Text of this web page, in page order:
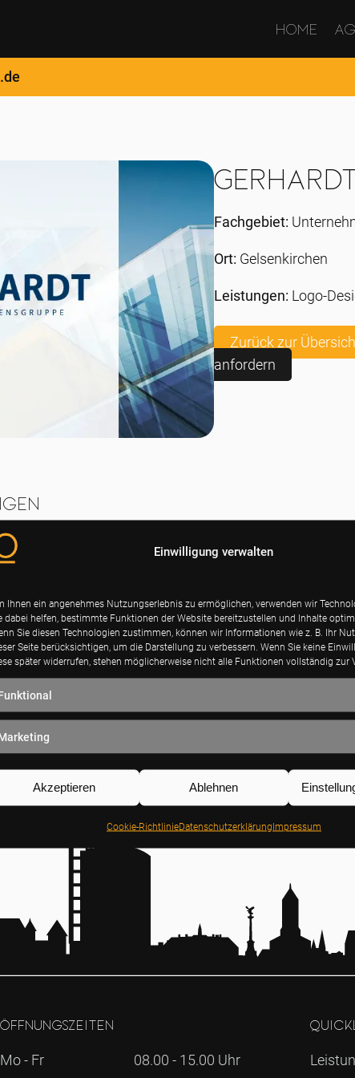
Einwilligung verwalten
Ihnen ein angenehmes Nutzungserlebnis zu ermöglichen, verwenden wir
dabei helfen, bestimmte Funktionen der Website bereitzustellen und Inhalte
Sie diesen Technologien zustimmen, können wir Informationen wie z. B. Ihr
Seite berücksichtigen, um die Darstellung zu verbessern. Wenn Sie keine
später widerrufen, stehen möglicherweise nicht alle Funktionen vollständig zur
Akzeptieren Ablehnen
Cookie-RichtlinieDatenschutz­erklärungImpressum
Home
Fachgebiet:
Ort: Gelsenkirchen
Leistungen: Logo-
Zurück zur
anfordern
Öffnungszeiten
Mo - Fr 08.00 - 15.00 Uhr